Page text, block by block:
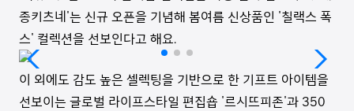
종키츠네'는 신규 오픈을 기념해 봄여름 신상품인 '칠랙스 폭
스' 컬렉션을 선보인다고 해요.
이 외에도 감도 높은 셀렉팅을 기반으로 한 기프트 아이템을
선보이는 글로벌 라이프스타일 편집숍 '르시뜨피존'과 350